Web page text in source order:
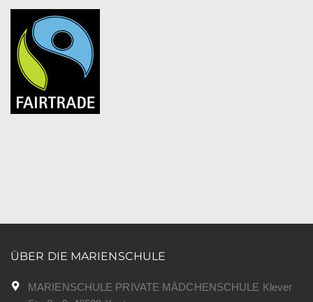
ÜBER DIE MARIENSCHULE
MARIENSCHULE PRIVATE MÄDCHENSCHULE Klever